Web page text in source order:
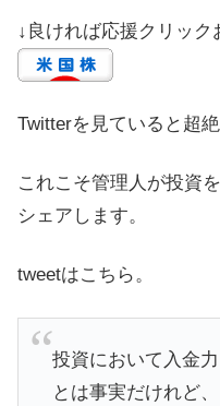
↓良ければ応援クリック
Twitterを見ていると超
これこそ管理人が投資
シェアします。
tweetはこちら。
投資において入金
とは事実だけれど